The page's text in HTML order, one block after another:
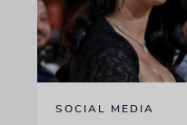
SOCIAL MEDIA